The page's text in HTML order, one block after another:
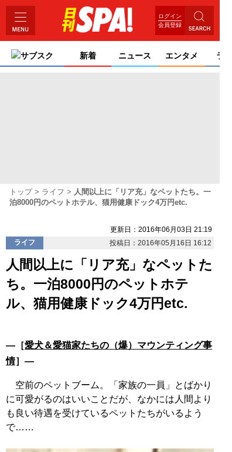
ログイン
会員登録
サブスク 新着 ニュース エンタメ ライ
トップ ライフ
人間以上に「リア充」なペットたち。一
泊8000円のペットホテル、猫用健康ドック4万円etc.
更新日：2016年06月03日 21:19
ライフ
投稿日：2016年05月16日 16:12
人間以上に「リア充」なペットた
ち。一泊8000円のペットホテ
ル、猫用健康ドック4万円etc.
―［愛犬＆愛猫家たちの（爆）マウンティング事
情］―
空前のペットブーム。「家族の一員」とばかり
に可愛がるのはいいことだが、なかには人間より
も良い待遇を受けているペットたちがいるよう
で……